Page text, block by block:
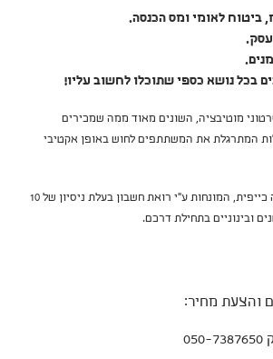
ביטוח לאומי ומס הכנסה.
.
.
בכל נושא כספי שתוכלו לחשוב עליו!
מוטיבציה, השונים מאוד ממה שמכירים
המתרגלת את המשתתפים לחוש באופן אקטיבי
סדנאות קטנות באווירה כייפית, המונחות ע"י רואת חשבון בעלת ניסיון של 10
ובינוניים בתחילת דרכם.
והצעת מחיר: